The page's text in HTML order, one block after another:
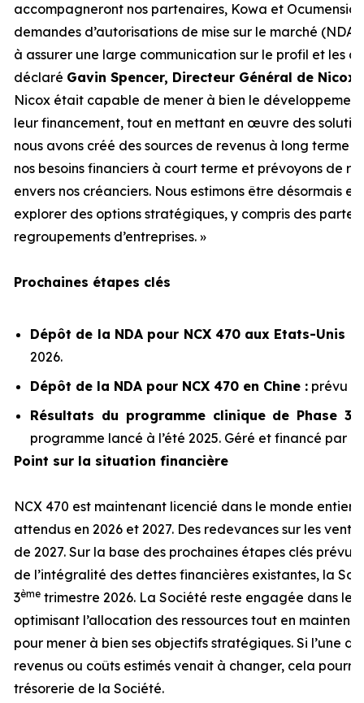
accompagneront nos partenaires, Kowa et
demandes d’autorisations de mise sur le marché
à assurer une large communication sur le profil et les
déclaré Gavin Spencer, Directeur Général de Nicox.
Nicox était capable de mener à bien le
leur financement, tout en mettant en œuvre des
nous avons créé des sources de revenus à long terme
nos besoins financiers à court terme et prévoyons de
envers nos créanciers. Nous estimons être désormais
explorer des options stratégiques, y compris des
regroupements d’entreprises. »
Prochaines étapes clés
Dépôt de la NDA pour NCX 470 aux Etats-Unis :
2026.
Dépôt de la NDA pour NCX 470 en Chine : prévu
Résultats du programme clinique de Phase 3
programme lancé à l’été 2025. Géré et financé par
Point sur la situation financière
NCX 470 est maintenant licencié dans le monde entier,
attendus en 2026 et 2027. Des redevances sur les
de 2027. Sur la base des prochaines étapes clés
de l’intégralité des dettes financières existantes, la
3ème trimestre 2026. La Société reste engagée dans le
optimisant l’allocation des ressources tout en
pour mener à bien ses objectifs stratégiques. Si l’une
revenus ou coûts estimés venait à changer, cela
trésorerie de la Société.